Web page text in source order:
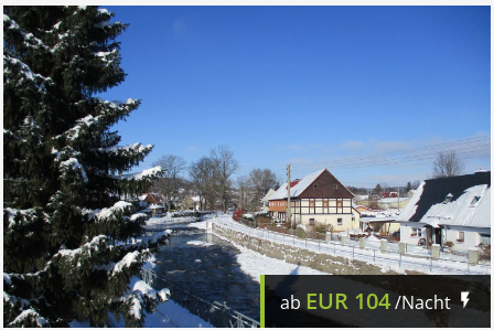
ab EUR 104/Nacht